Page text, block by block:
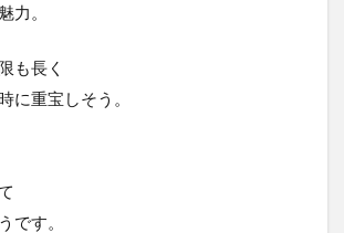
力。
も長く
に重宝しそう。
です。